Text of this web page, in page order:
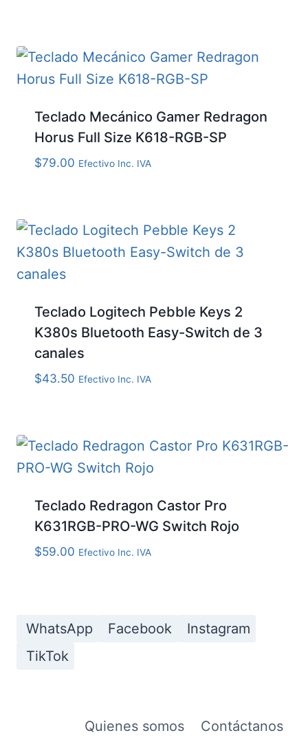
Teclado Mecánico Gamer Redragon
Horus Full Size K618-RGB-SP
$79.00 Efectivo Inc. IVA
Teclado Logitech Pebble Keys 2
K380s Bluetooth Easy-Switch de 3
canales
$43.50 Efectivo Inc. IVA
Teclado Redragon Castor Pro
K631RGB-PRO-WG Switch Rojo
$59.00 Efectivo Inc. IVA
WhatsApp Facebook
Instagram
TikTok
Quienes somos Contáctanos